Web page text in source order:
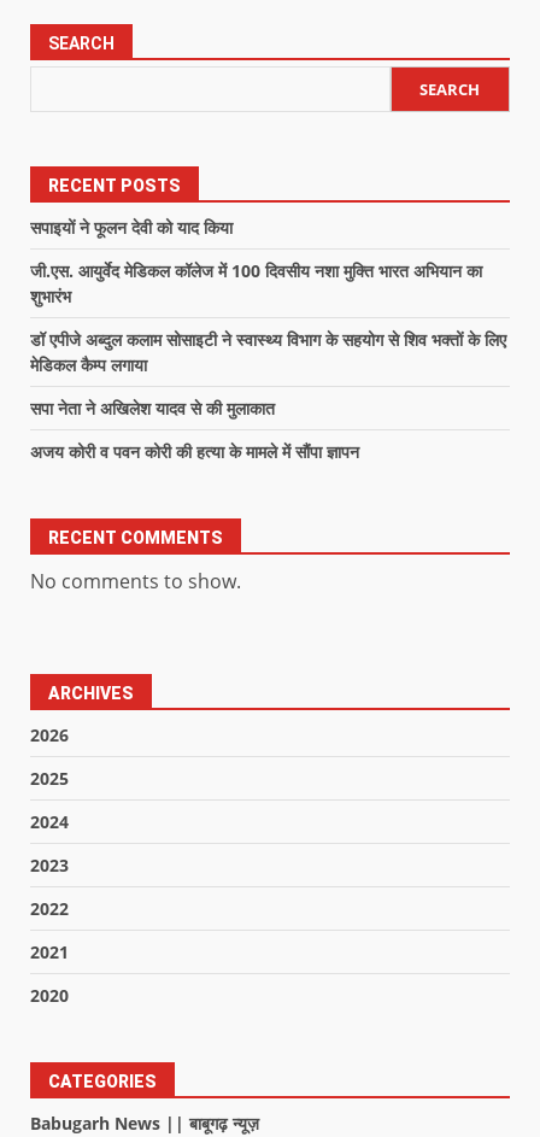
SEARCH
SEARCH
RECENT POSTS
सपाइयों ने फूलन देवी को याद किया
जी.एस. आयुर्वेद मेडिकल कॉलेज में 100 दिवसीय नशा मुक्ति भारत अभियान का
शुभारंभ
डॉ एपीजे अब्दुल कलाम सोसाइटी ने स्वास्थ्य विभाग के सहयोग से शिव भक्तों के लिए
मेडिकल कैम्प लगाया
सपा नेता ने अखिलेश यादव से की मुलाकात
अजय कोरी व पवन कोरी की हत्या के मामले में सौंपा ज्ञापन
RECENT COMMENTS
No comments to show.
ARCHIVES
2026
2025
2024
2023
2022
2021
2020
CATEGORIES
Babugarh News || बाबूगढ़ न्यूज़